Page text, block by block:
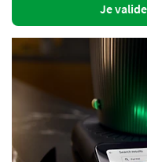
Je